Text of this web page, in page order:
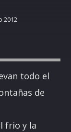
2012
todo el
de
frio y la